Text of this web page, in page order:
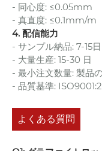
- 同心度: ≤0.05mm
- 真直度: ≤0.1mm/m
4. 配信能力
- サンプル納品: 7-15日
- 大量生産: 15-30 日
- 最小注文数量: 製品
- 品質基準:
よくある質問